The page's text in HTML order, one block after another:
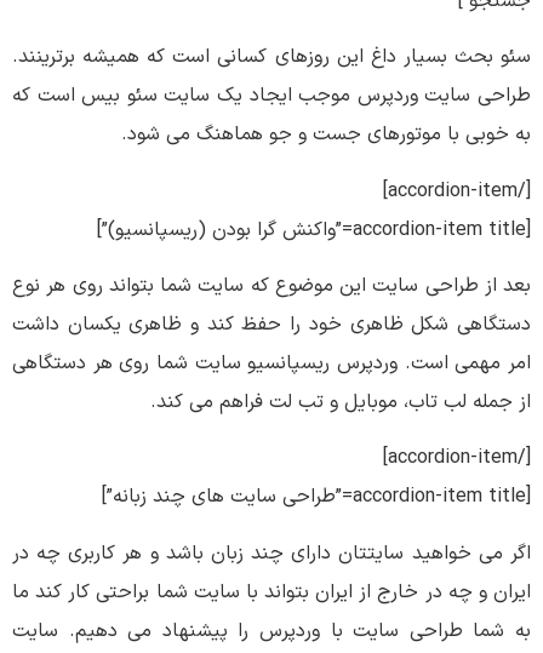
سئو بحث بسیار داغ این روزهای کسانی است که همیشه برترینند.
طراحی سایت وردپرس موجب ایجاد یک سایت سئو بیس است که
به خوبی با موتورهای جست و جو هماهنگ می شود.
[/accordion-item]
[accordion-item title=”واکنش گرا بودن (ریسپانسیو)”]
بعد از طراحی سایت این موضوع که سایت شما بتواند روی هر نوع
دستگاهی شکل ظاهری خود را حفظ کند و ظاهری یکسان داشت
امر مهمی است. وردپرس ریسپانسیو سایت شما روی هر دستگاهی
از جمله لب تاب، موبایل و تب لت فراهم می کند.
[/accordion-item]
[accordion-item title=”طراحی سایت های چند زبانه”]
اگر می خواهید سایتتان دارای چند زبان باشد و هر کاربری چه در
ایران و چه در خارج از ایران بتواند با سایت شما براحتی کار کند ما
به شما طراحی سایت با وردپرس را پیشنهاد می دهیم. سایت